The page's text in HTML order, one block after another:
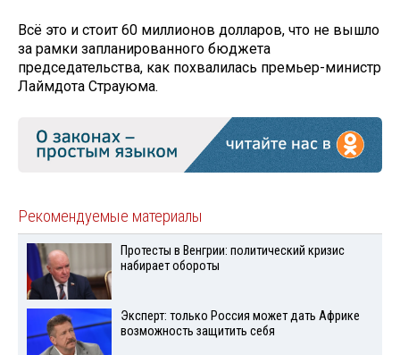
Всё это и стоит 60 миллионов долларов, что не вышло
за рамки запланированного бюджета
председательства, как похвалилась премьер-министр
Лаймдота Страуюма.
Рекомендуемые материалы
Протесты в Венгрии: политический кризис
набирает обороты
Эксперт: только Россия может дать Африке
возможность защитить себя